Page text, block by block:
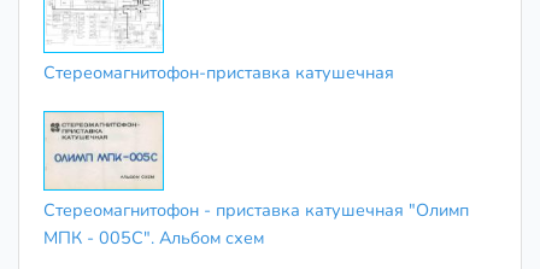
Стереомагнитофон-приставка катушечная
Стереомагнитофон - приставка катушечная "Олимп
МПК - 005С". Альбом схем